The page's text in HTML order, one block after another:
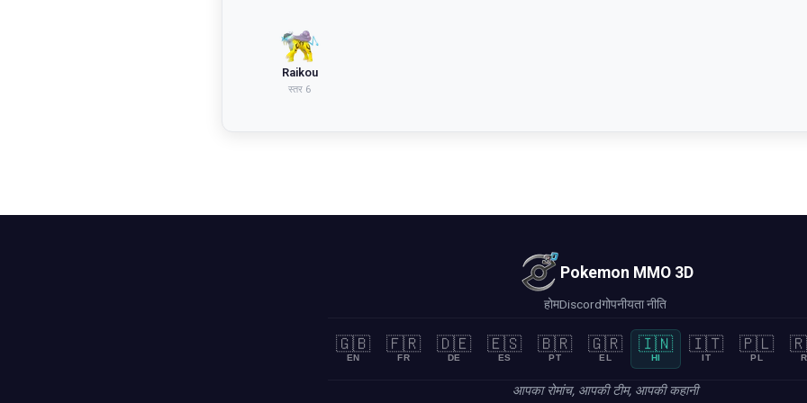
Raikou
स्तर 6
Pokemon MMO 3D
होमDiscordगोपनीयता नीति
🇬🇧
EN
🇫🇷
FR
🇩🇪
DE
🇪🇸
ES
🇧🇷
PT
🇬🇷
EL
🇮🇳
HI
🇮🇹
IT
🇵🇱
PL
आपका रोमांच, आपकी टीम, आपकी कहानी